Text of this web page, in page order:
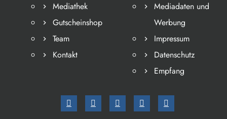
Mediathek
Gutscheinshop
Team
Kontakt
Mediadaten und
Werbung
Impressum
Datenschutz
Empfang